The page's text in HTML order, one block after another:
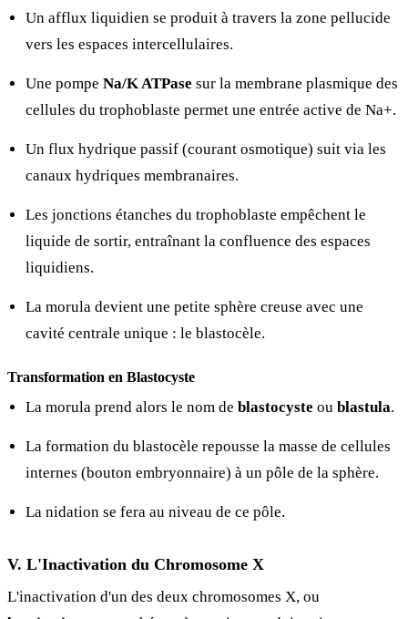
Un afflux liquidien se produit à travers la zone pellucide
vers les espaces intercellulaires.
Une pompe Na/K ATPase sur la membrane plasmique des
cellules du trophoblaste permet une entrée active de Na+.
Un flux hydrique passif (courant osmotique) suit via les
canaux hydriques membranaires.
Les jonctions étanches du trophoblaste empêchent le
liquide de sortir, entraînant la confluence des espaces
liquidiens.
La morula devient une petite sphère creuse avec une
cavité centrale unique : le blastocèle.
Transformation en Blastocyste
La morula prend alors le nom de blastocyste ou blastula.
La formation du blastocèle repousse la masse de cellules
internes (bouton embryonnaire) à un pôle de la sphère.
La nidation se fera au niveau de ce pôle.
V. L'Inactivation du Chromosome X
L'inactivation d'un des deux chromosomes X, ou